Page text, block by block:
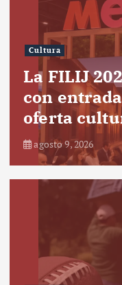
Cultura
La FILIJ
con
oferta
agosto 9, 2026